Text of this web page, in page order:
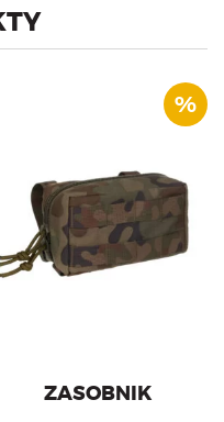
%
przenoszenia elementów
wyposażenia,
umundurowania, czy też
środków pierwszej pomocy.
ZASOBNIK